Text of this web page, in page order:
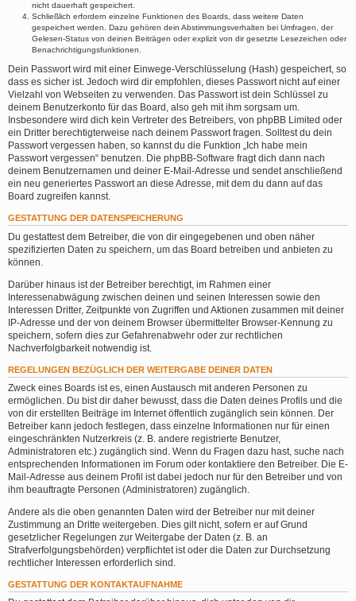
nicht dauerhaft gespeichert.
Schließlich erfordern einzelne Funktionen des Boards, dass weitere Daten
gespeichert werden. Dazu gehören dein Abstimmungsverhalten bei Umfragen, der
Gelesen-Status von deinen Beiträgen oder explizit von dir gesetzte Lesezeichen oder
Benachrichtigungsfunktionen.
Dein Passwort wird mit einer Einwege-Verschlüsselung (Hash) gespeichert, so
dass es sicher ist. Jedoch wird dir empfohlen, dieses Passwort nicht auf einer
Vielzahl von Webseiten zu verwenden. Das Passwort ist dein Schlüssel zu
deinem Benutzerkonto für das Board, also geh mit ihm sorgsam um.
Insbesondere wird dich kein Vertreter des Betreibers, von phpBB Limited oder
ein Dritter berechtigterweise nach deinem Passwort fragen. Solltest du dein
Passwort vergessen haben, so kannst du die Funktion „Ich habe mein
Passwort vergessen“ benutzen. Die phpBB-Software fragt dich dann nach
deinem Benutzernamen und deiner E-Mail-Adresse und sendet anschließend
ein neu generiertes Passwort an diese Adresse, mit dem du dann auf das
Board zugreifen kannst.
GESTATTUNG DER DATENSPEICHERUNG
Du gestattest dem Betreiber, die von dir eingegebenen und oben näher
spezifizierten Daten zu speichern, um das Board betreiben und anbieten zu
können.
Darüber hinaus ist der Betreiber berechtigt, im Rahmen einer
Interessenabwägung zwischen deinen und seinen Interessen sowie den
Interessen Dritter, Zeitpunkte von Zugriffen und Aktionen zusammen mit deiner
IP-Adresse und der von deinem Browser übermittelter Browser-Kennung zu
speichern, sofern dies zur Gefahrenabwehr oder zur rechtlichen
Nachverfolgbarkeit notwendig ist.
REGELUNGEN BEZÜGLICH DER WEITERGABE DEINER DATEN
Zweck eines Boards ist es, einen Austausch mit anderen Personen zu
ermöglichen. Du bist dir daher bewusst, dass die Daten deines Profils und die
von dir erstellten Beiträge im Internet öffentlich zugänglich sein können. Der
Betreiber kann jedoch festlegen, dass einzelne Informationen nur für einen
eingeschränkten Nutzerkreis (z. B. andere registrierte Benutzer,
Administratoren etc.) zugänglich sind. Wenn du Fragen dazu hast, suche nach
entsprechenden Informationen im Forum oder kontaktiere den Betreiber. Die E-
Mail-Adresse aus deinem Profil ist dabei jedoch nur für den Betreiber und von
ihm beauftragte Personen (Administratoren) zugänglich.
Andere als die oben genannten Daten wird der Betreiber nur mit deiner
Zustimmung an Dritte weitergeben. Dies gilt nicht, sofern er auf Grund
gesetzlicher Regelungen zur Weitergabe der Daten (z. B. an
Strafverfolgungsbehörden) verpflichtet ist oder die Daten zur Durchsetzung
rechtlicher Interessen erforderlich sind.
GESTATTUNG DER KONTAKTAUFNAHME